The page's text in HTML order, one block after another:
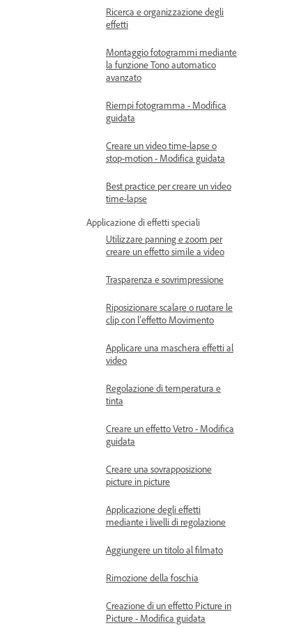
Ricerca e organizzazione degli
effetti
Montaggio fotogrammi mediante
la funzione Tono automatico
avanzato
Riempi fotogramma - Modifica
guidata
Creare un video time-lapse o
stop-motion - Modifica guidata
Best practice per creare un video
time-lapse
Applicazione di effetti speciali
Utilizzare panning e zoom per
creare un effetto simile a video
Trasparenza e sovrimpressione
Riposizionare scalare o ruotare le
clip con l’effetto Movimento
Applicare una maschera effetti al
video
Regolazione di temperatura e
tinta
Creare un effetto Vetro - Modifica
guidata
Creare una sovrapposizione
picture in picture
Applicazione degli effetti
mediante i livelli di regolazione
Aggiungere un titolo al filmato
Rimozione della foschia
Creazione di un effetto Picture in
Picture - Modifica guidata